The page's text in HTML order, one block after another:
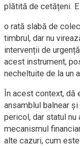
plătită de cetățeni.
o rată slabă de
timbrul, dar nu
intervenții de
acest instrument,
necheltuite de la un
În acest context, dă
ansamblul balnear
pericol, dar statul
mecanismul
alte cazuri, cum